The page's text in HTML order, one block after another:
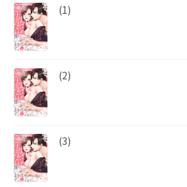
(1)
(2)
(3)